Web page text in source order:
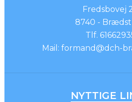
Fredsbovej
8740 -
Tlf.
Mail: formand@dch-
NYTTIGE